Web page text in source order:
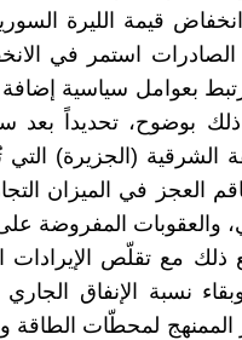
قيمة الليرة
استمر في
بعوامل سياسية
بوضوح، تحديداً
الشرقية (الجزيرة)
العجز في الميزان
والعقوبات المفروضة على
ذلك مع تقلّص الإيرادات
وبقاء نسبة الإنفاق
الممنهج لمحطّات